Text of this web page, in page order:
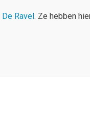
De Ravel. Ze hebben